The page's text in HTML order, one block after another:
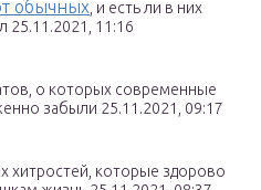
обычных , и есть ли в них
25.11.2021, 11:16
о которых современные
забыли 25.11.2021, 09:17
хитростей, которые здорово